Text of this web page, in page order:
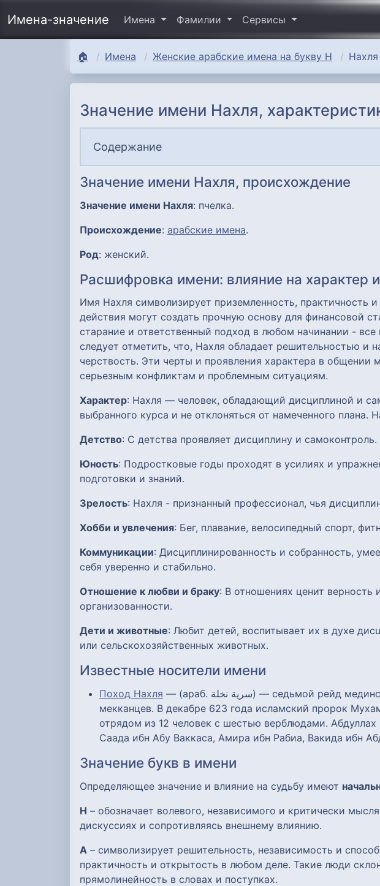
Имена-значение Имена Фамилии Сервисы
🏠 Имена Женские арабские имена на букву Н Нахля
Значение имени Нахля,
Содержание
Значение имени Нахля, происхождение
Значение имени Нахля: пчелка.
Происхождение: арабские имена.
Род: женский.
Расшифровка имени: влияние на характер
Имя Нахля символизирует приземленность, практичность
действия могут создать прочную основу для финансовой
старание и ответственный подход в любом начинании -
следует отметить, что, Нахля обладает решительностью и
черствость. Эти черты и проявления характера в общении
серьезным конфликтам и проблемным ситуациям.
Характер: Нахля — человек, обладающий дисциплиной и
выбранного курса и не отклоняться от намеченного плана.
Детство: С детства проявляет дисциплину и
Юность: Подростковые годы проходят в усилиях и
подготовки и знаний.
Зрелость: Нахля - признанный профессионал, чья
Хобби и увлечения: Бег, плавание, велосипедный спорт,
Коммуникации: Дисциплинированность и собранность,
себя уверенно и стабильно.
Отношение к любви и браку: В отношениях ценит верность
организованности.
Дети и животные: Любит детей, воспитывает их в духе
или сельскохозяйственных животных.
Известные носители имени
Поход Нахля — (араб. سرية نخلة‎) — седьмой рейд мединских мусульман на мекканский караван и первый успешный рейд против
мекканцев. В декабре 623 года исламский пророк
отрядом из 12 человек с шестью верблюдами.
Саада ибн Абу Ваккаса, Амира ибн Рабиа, Вакида ибн
Значение букв в имени
Определяющее значение и влияние на судьбу имеют
Н – обозначает волевого, независимого и критически
дискуссиях и сопротивляясь внешнему влиянию.
А – символизирует решительность, независимость и
практичность и открытость в любом деле. Такие люди
прямолинейность в словах и поступках.